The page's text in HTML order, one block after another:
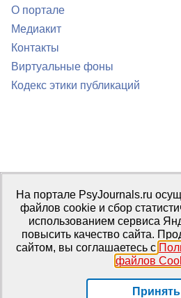
О портале
Медиакит
Контакты
Виртуальные фоны
Кодекс этики публикаций
Портал психологических изданий
Правила использования материалов
Свидетельство регистрации СМИЭл №
2016 г.
Издатель: ФГБОУ ВО МГППУ
На портале PsyJournals.ru
файлов cookie и сбор
использованием сервиса
повысить качество сайта.
сайтом, вы соглашаетесь с
файлов
Принять